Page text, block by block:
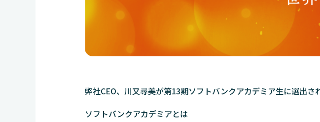
弊社CEO、川又尋美が第13期ソフトバンクアカデミア生に選出さ
ソフトバンクアカデミアとは